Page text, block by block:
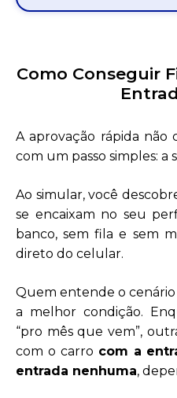
Como Conseguir
A aprovação rápida
com um passo simples: a
Ao simular, você
se encaixam no seu
banco, sem fila e sem
direto do celular.
Quem entende o
a melhor condição.
“pro mês que vem”,
com o carro com a
entrada nenhuma,